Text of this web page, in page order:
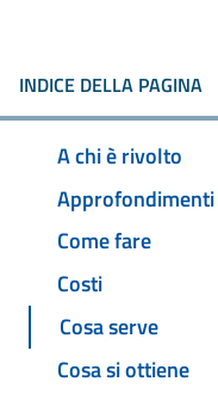
INDICE DELLA PAGINA
A chi è rivolto
Approfondimenti
Come fare
Costi
Cosa serve
Cosa si ottiene